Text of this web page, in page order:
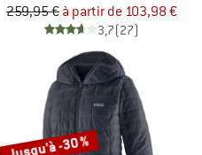
259,95 € à partir de 103,98 €
3,7(27)
Jusqu'à -30 %